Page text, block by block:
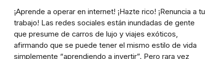
¡Aprende a operar en internet! ¡Hazte rico! ¡Renuncia a tu
trabajo! Las redes sociales están inundadas de gente
que presume de carros de lujo y viajes exóticos,
afirmando que se puede tener el mismo estilo de vida
simplemente “aprendiendo a invertir”. Pero rara vez